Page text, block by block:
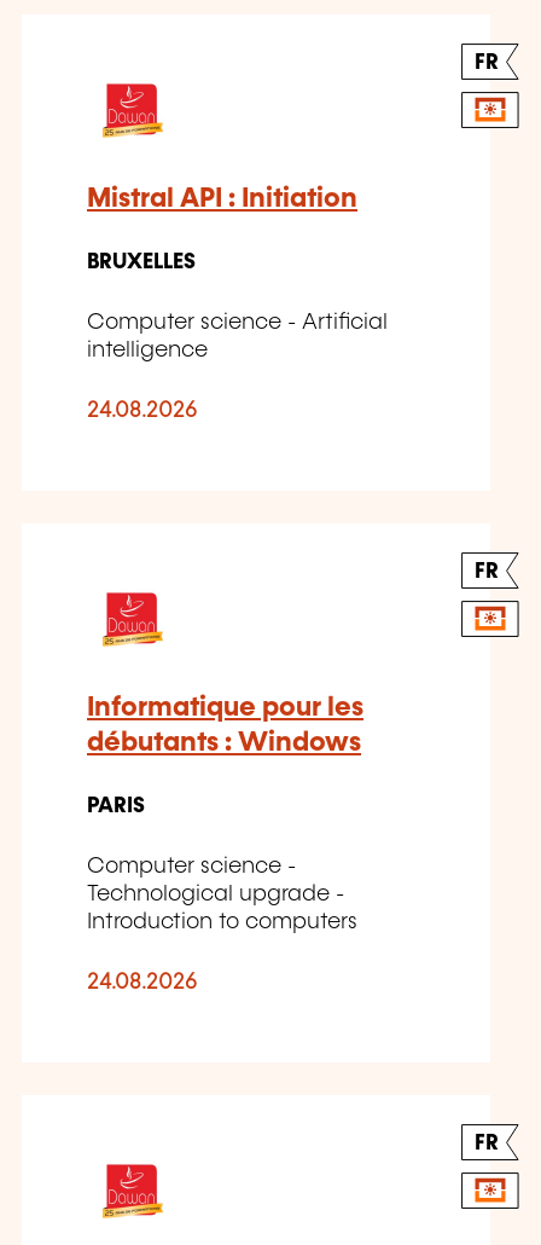
FR
Mistral API : Initiation
BRUXELLES
Computer science - Artificial
intelligence
24.08.2026
FR
Informatique pour les
débutants : Windows
PARIS
Computer science -
Technological upgrade -
Introduction to computers
24.08.2026
FR